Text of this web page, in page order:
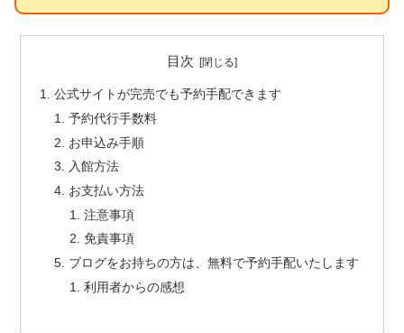
目次
公式サイトが完売でも予約手配できます
予約代行手数料
お申込み手順
入館方法
お支払い方法
注意事項
免責事項
ブログをお持ちの方は、無料で予約手配いたします
利用者からの感想